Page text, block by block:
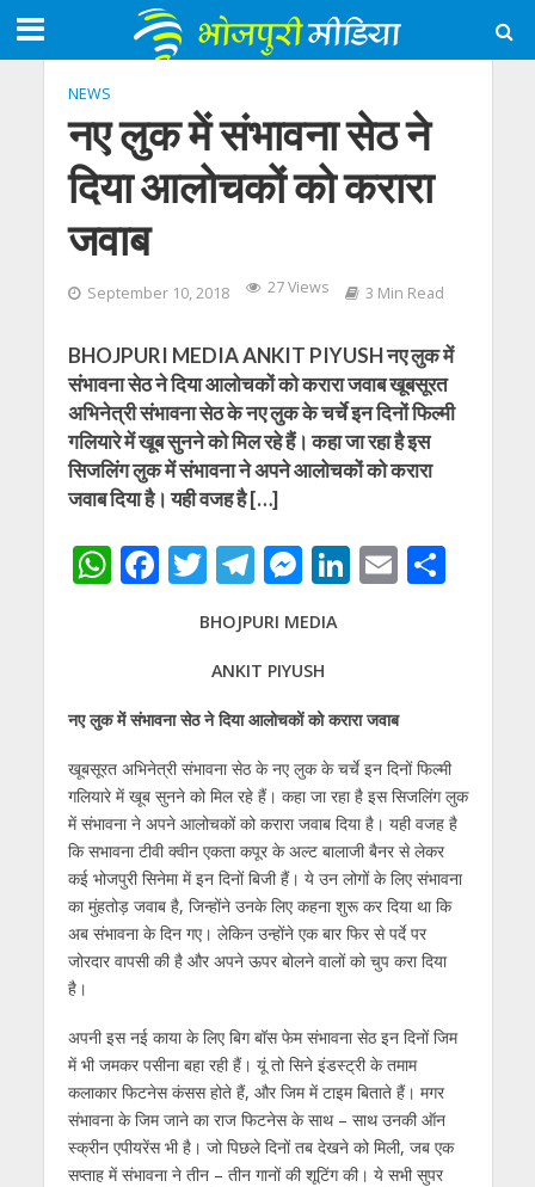
NEWS
नए लुक में संभावना सेठ ने
दिया आलोचकों को करारा
जवाब
September 10, 2018 27 Views 3 Min Read
BHOJPURI MEDIA ANKIT PIYUSH नए लुक में
संभावना सेठ ने दिया आलोचकों को करारा जवाब खूबसूरत
अभिनेत्री संभावना सेठ के नए लुक के चर्चे इन दिनों फिल्मी
गलियारे में खूब सुनने को मिल रहे हैं। कहा जा रहा है इस
सिजलिंग लुक में संभावना ने अपने आलोचकों को करारा
जवाब दिया है। यही वजह है […]
W
A
p
p
F
o
o
k
T
w
itt
er
T
el
e
gr
a
m
M
e
ss
e
n
g
er
Li
dI
n
E S
BHOJPURI MEDIA
ANKIT PIYUSH
नए लुक में संभावना सेठ ने दिया आलोचकों को करारा जवाब
खूबसूरत अभिनेत्री संभावना सेठ के नए लुक के चर्चे इन दिनों फिल्मी
गलियारे में खूब सुनने को मिल रहे हैं। कहा जा रहा है इस सिजलिंग लुक
में संभावना ने अपने आलोचकों को करारा जवाब दिया है। यही वजह है
कि सभावना टीवी क्वीन एकता कपूर के अल्ट बालाजी बैनर से लेकर
कई भोजपुरी सिनेमा में इन दिनों बिजी हैं। ये उन लोगों के लिए संभावना
का मुंहतोड़ जवाब है, जिन्होंने उनके लिए कहना शुरू कर दिया था कि
अब संभावना के दिन गए। लेकिन उन्होंने एक बार फिर से पर्दे पर
जोरदार वापसी की है और अपने ऊपर बोलने वालों को चुप करा दिया
है।
अपनी इस नई काया के लिए बिग बॉस फेम संभावना सेठ इन दिनों जिम
में भी जमकर पसीना बहा रही हैं। यूं तो सिने इंडस्‍ट्री के तमाम
कलाकार फिटनेस कंसस होते हैं, और जिम में टाइम बिताते हैं। मगर
संभावना के जिम जाने का राज फिटनेस के साथ – साथ उनकी ऑन
स्‍क्रीन एपीयरेंस भी है। जो पिछले दिनों तब देखने को मिली, जब एक
सप्‍ताह में संभावना ने तीन – तीन गानों की शूटिंग की। ये सभी सुपर